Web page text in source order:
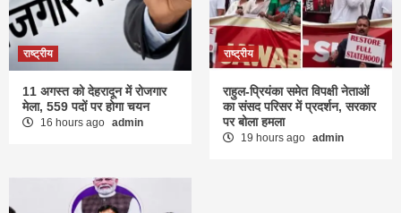
राष्ट्रीय
11 अगस्त को देहरादून में रोजगार
मेला, 559 पदों पर होगा चयन
16 hours ago admin
राष्ट्रीय
राहुल-प्रियंका समेत विपक्षी नेताओं
का संसद परिसर में प्रदर्शन, सरकार
पर बोला हमला
19 hours ago admin